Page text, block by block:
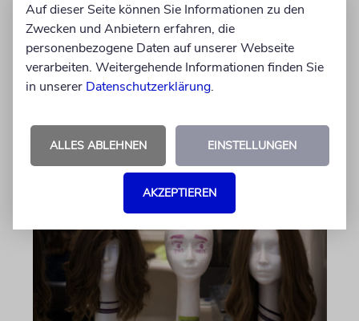
Who’s who in Jerusalem?
Israels Parteien buhlen nicht nur um
potenzielle Wähler, sondern auch um
mögliche Bündnisse
von Sabine Brandes
05.08.2026
Auf dieser Seite können Sie Informationen zu den
Zwecken und Anbietern erfahren, die
personenbezogene Daten auf unserer Webseite
verarbeiten. Weitergehende Informationen finden Sie
in unserer Datenschutzerklärung.
ALLES ABLEHNEN EINSTELLUNGEN
AKZEPTIEREN